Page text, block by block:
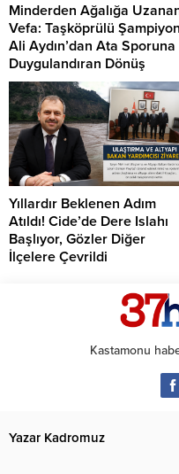
Minderden Ağalığa
Vefa: Taşköprülü Şampiyon
Ali Aydın’dan Ata Sporuna
Duygulandıran Dönüş
Yıllardır Beklenen Adım
Atıldı! Cide’de Dere Islahı
Başlıyor, Gözler Diğer
İlçelere Çevrildi
Kastamonu
Yazar Kadromuz